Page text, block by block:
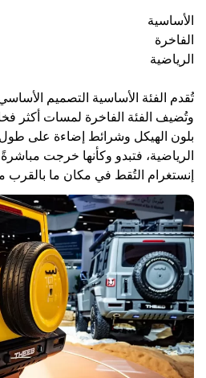
الأساسية
الفاخرة
الرياضية
تُقدم الفئة الأساسية التصميم
وتُضيف الفئة الفاخرة لمسات أكثر
بلون الهيكل وشرائط إضاءة على طول
الرياضية، فتبدو وكأنها خرجت
إنستغرام التُقط في مكان ما